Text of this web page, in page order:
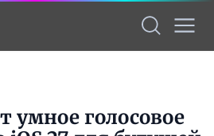
умное голосовое